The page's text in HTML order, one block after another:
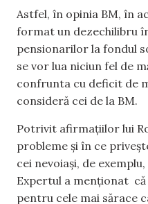
Astfel, în opinia BM, în
format un dezechilibru
pensionarilor la fondul
se vor lua niciun fel de
confrunta cu deficit de
consideră cei de la BM.
Potrivit afirmațiilor lui
probleme și în ce
cei nevoiași, de
Expertul a menționat
pentru cele mai sărace